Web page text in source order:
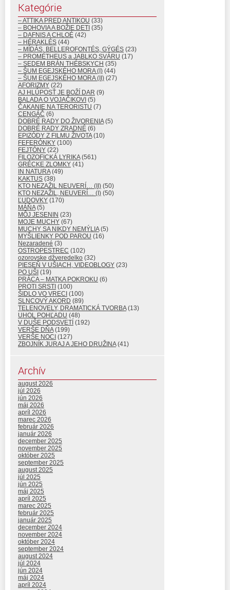
Kategórie
– ATTIKA PRED ANTIKOU (33)
– BOHOVIA A BOŽIE DETI (35)
– DAFNIS A CHLOÉ (42)
– HÉRAKLÉS (44)
– MÍDÁS, BELLEROFONTÉS, GÝGÉS (23)
– PROMÉTHEUS a JABLKO SVÁRU (17)
– SEDEM BRÁN THÉBSKYCH (35)
– ŠUM EGEJSKÉHO MORA (I) (44)
– ŠUM EGEJSKÉHO MORA (II) (27)
AFORIZMY (22)
AJ HLÚPOSŤ JE BOŽÍ DAR (9)
BALADA O VOJAČIKOVI (5)
ČAKANIE NA TERORISTU (7)
CENGÁČ (6)
DOBRÉ RADY DO ŽIVORENIA(5)
DOBRÉ RADY ZRADNÉ (6)
EPIZÓDY Z FILMU ŽIVOTA(10)
FEFERÓNKY (100)
FEJTÓNY (22)
FILOZOFICKÁ LYRIKA(561)
GRÉCKE ZLOMKY (41)
IN NATURA(49)
KAKTUS (38)
KTO NEZAŽIL NEUVERÍ… (II) (50)
KTO NEZAŽIL, NEUVERÍ… (I) (50)
ĽUDOVKY (170)
MÁŇA(5)
MÔJ JESENIN (23)
MOJE MUCHY (67)
MUCHY SA NIKDY NEMÝLIA(5)
MYŠLIENKY POD PAROU (16)
Nezaradené (3)
OSTROPESTREC (102)
ozorovske džveredelko (32)
PIESEŇ V UŠIACH, VIDEOBLOGY (23)
PO UŠI (19)
PRÁCA – MATKA POKROKU (6)
PROTI SRSTI (100)
ŠIDLO VO VRECI (100)
SLNCOVÝ AKORD (89)
TELENOVELY, DRAMATICKÁ TVORBA(13)
UHOL POHĽADU (48)
V DUŠE PODSVETÍ (192)
VERŠE DŇA(199)
VERŠE NOCI (127)
ZBOJNÍK JURAJ A JEHO DRUŽINA(41)
Archív
august 2026
júl 2026
jún 2026
máj 2026
apríl 2026
marec 2026
február 2026
január 2026
december 2025
november 2025
október 2025
september 2025
august 2025
júl 2025
jún 2025
máj 2025
apríl 2025
marec 2025
február 2025
január 2025
december 2024
november 2024
október 2024
september 2024
august 2024
júl 2024
jún 2024
máj 2024
apríl 2024